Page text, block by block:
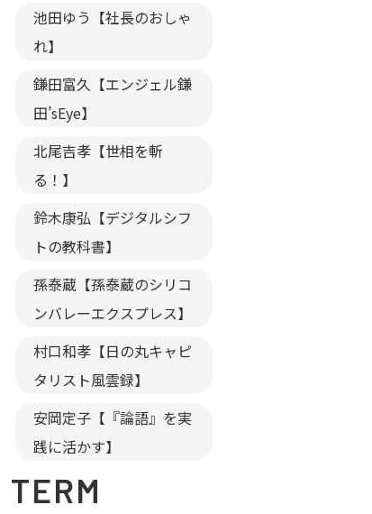
池田ゆう【社長のおしゃ
れ】
鎌田富久【エンジェル鎌
田’sEye】
北尾吉孝【世相を斬
る！】
鈴木康弘【デジタルシフ
トの教科書】
孫泰蔵【孫泰蔵のシリコ
ンバレーエクスプレス】
村口和孝【日の丸キャピ
タリスト風雲録】
安岡定子【『論語』を実
践に活かす】
TERM